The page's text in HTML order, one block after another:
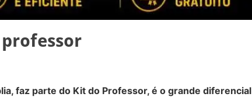
faz parte do Kit do Professor, é o grande diferencial